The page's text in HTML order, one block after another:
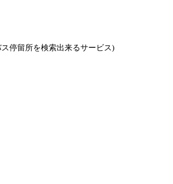
停留所を検索出来るサービス)